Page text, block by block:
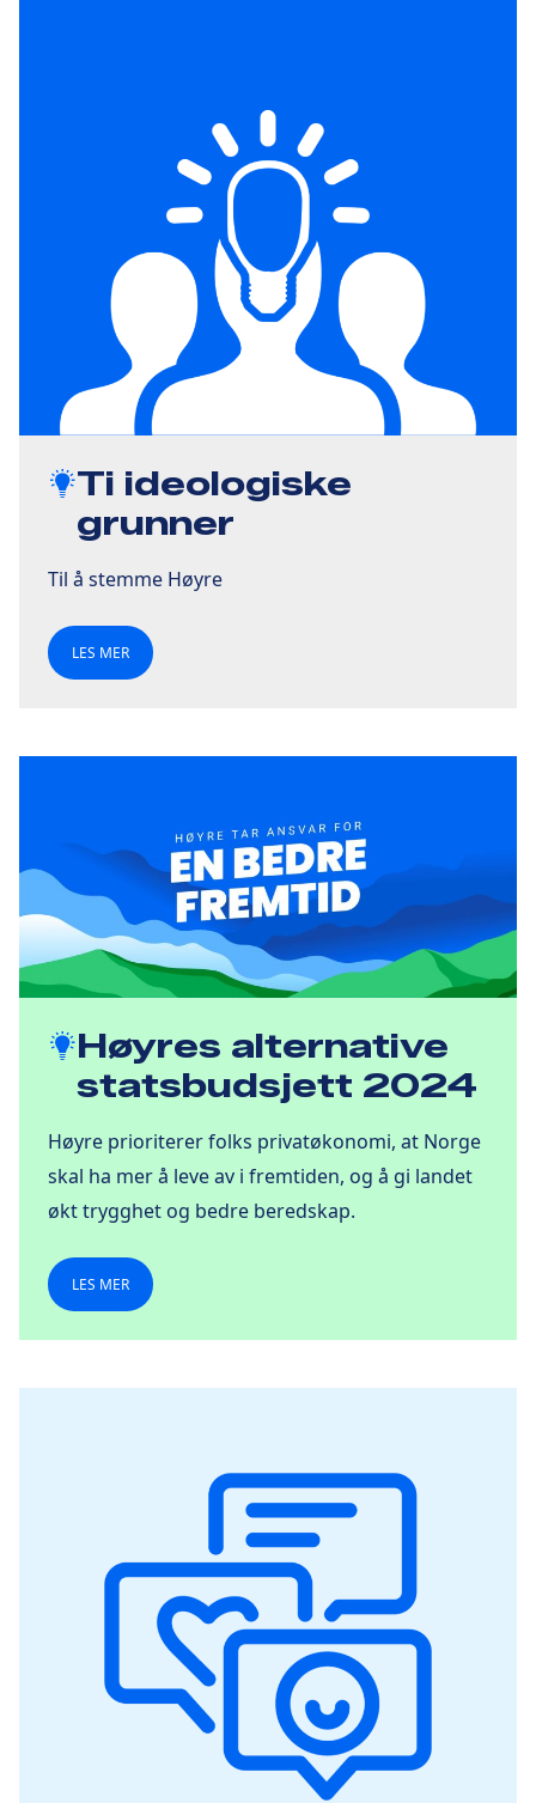
Ti ideologiske
grunner
Til å stemme Høyre
LES MER
Høyres alternative
statsbudsjett 2024
Høyre prioriterer folks privatøkonomi, at Norge
skal ha mer å leve av i fremtiden, og å gi landet
økt trygghet og bedre beredskap.
LES MER